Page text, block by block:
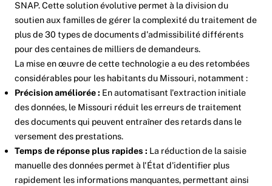
SNAP. Cette solution évolutive permet à la division du
soutien aux familles de gérer la complexité du traitement de
plus de 30 types de documents d'admissibilité différents
pour des centaines de milliers de demandeurs.
La mise en œuvre de cette technologie a eu des retombées
considérables pour les habitants du Missouri, notamment :
Précision améliorée : En automatisant l'extraction initiale
des données, le Missouri réduit les erreurs de traitement
des documents qui peuvent entraîner des retards dans le
versement des prestations.
Temps de réponse plus rapides : La réduction de la saisie
manuelle des données permet à l'État d'identifier plus
rapidement les informations manquantes, permettant ainsi